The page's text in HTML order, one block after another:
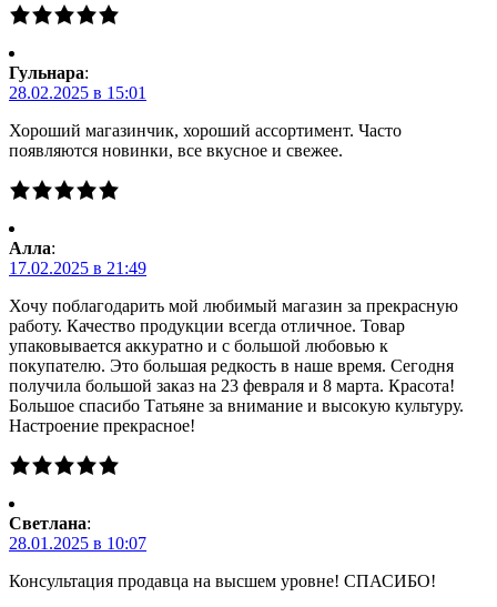
Гульнара:
28.02.2025 в 15:01
Хороший магазинчик, хороший ассортимент. Часто
появляются новинки, все вкусное и свежее.
Алла:
17.02.2025 в 21:49
Хочу поблагодарить мой любимый магазин за прекрасную
работу. Качество продукции всегда отличное. Товар
упаковывается аккуратно и с большой любовью к
покупателю. Это большая редкость в наше время. Сегодня
получила большой заказ на 23 февраля и 8 марта. Красота!
Большое спасибо Татьяне за внимание и высокую культуру.
Настроение прекрасное!
Светлана:
28.01.2025 в 10:07
Консультация продавца на высшем уровне! СПАСИБО!